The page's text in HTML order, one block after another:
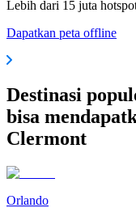
Lebih dari 15 juta
Dapatkan peta offline
Destinasi
bisa
Clermont
Orlando